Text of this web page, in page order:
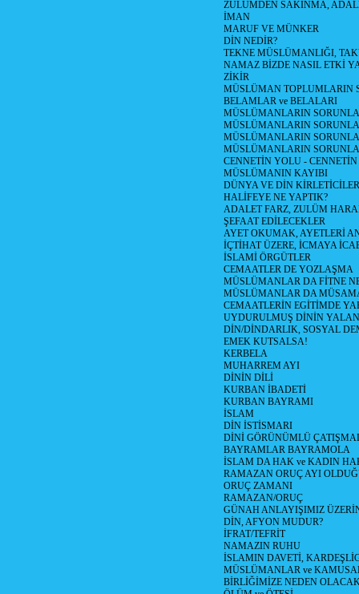
ZULÜMDEN SAKINMA,
İMAN
MARUF VE MÜNKER
DİN NEDİR?
TEKNE MÜSLÜMANLIĞI,
NAMAZ BİZDE NASIL ETKİ
ZİKİR
MÜSLÜMAN TOPLUMLARIN
BELAMLAR ve BELALARI
MÜSLÜMANLARIN
MÜSLÜMANLARIN
MÜSLÜMANLARIN
MÜSLÜMANLARIN
CENNETİN YOLU -
MÜSLÜMANIN KAYIBI
DÜNYA VE DİN
HALİFEYE NE YAPTIK?
ADALET FARZ, ZULÜM
ŞEFAAT EDİLECEKLER
AYET OKUMAK, AYETLERİ
İÇTİHAT ÜZERE, İCMAYA
İSLAMİ ÖRGÜTLER
CEMAATLER DE YOZLAŞMA
MÜSLÜMANLAR DA FİTNE
MÜSLÜMANLAR DA
CEMAATLERİN EGİTİMDE
UYDURULMUŞ DİNİN
DİN/DİNDARLIK, SOSYAL
EMEK KUTSALSA!
KERBELA
MUHARREM AYI
DİNİN DİLİ
KURBAN İBADETİ
KURBAN BAYRAMI
İSLAM
DİN İSTİSMARI
DİNİ GÖRÜNÜMLÜ
BAYRAMLAR BAYRAMOLA
İSLAM DA HAK ve KADIN
RAMAZAN ORUÇ AYI
ORUÇ ZAMANI
RAMAZAN/ORUÇ
GÜNAH ANLAYIŞIMIZ
DİN, AFYON MUDUR?
İFRAT/TEFRİT
NAMAZIN RUHU
İSLAMIN DAVETİ,
MÜSLÜMANLAR ve
BİRLİĞİMİZE NEDEN